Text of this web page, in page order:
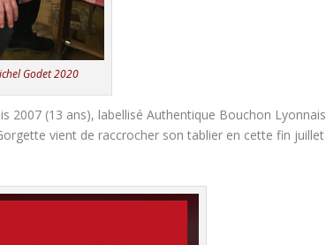
Godet 2020
2007 (13 ans), labellisé Authentique Bouchon Lyonnais
vient de raccrocher son tablier en cette fin juillet